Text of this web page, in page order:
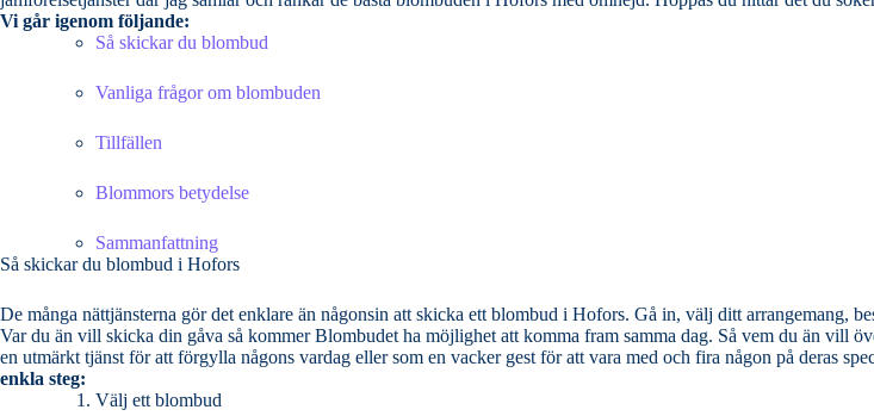
Vi går igenom följande:
Så skickar du blombud
Vanliga frågor om blombuden
Tillfällen
Blommors betydelse
Sammanfattning
Så skickar du blombud i Hofors
De många nättjänsterna gör det enklare än någonsin att skicka ett blombud i Hofors. Gå in, välj ditt arrangemang,
Var du än vill skicka din gåva så kommer Blombudet ha möjlighet att komma fram samma dag. Så vem du än vill överraska eller muntra upp så är blombuden
en utmärkt tjänst för att förgylla någons vardag eller som en vacker gest för att vara med och fira någon på deras
enkla steg:
Välj ett blombud